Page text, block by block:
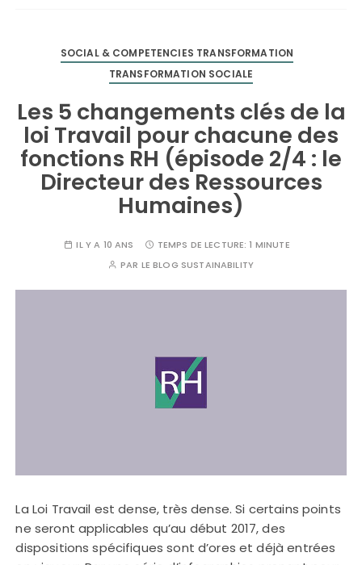
SOCIAL & COMPETENCIES TRANSFORMATION
TRANSFORMATION SOCIALE
Les 5 changements clés de la
loi Travail pour chacune des
fonctions RH (épisode 2/4 : le
Directeur des Ressources
Humaines)
IL Y A 10 ANS TEMPS DE LECTURE:1 MINUTE
PAR LE BLOG SUSTAINABILITY
La Loi Travail est dense, très dense. Si certains points
ne seront applicables qu’au début 2017, des
dispositions spécifiques sont d’ores et déjà entrées